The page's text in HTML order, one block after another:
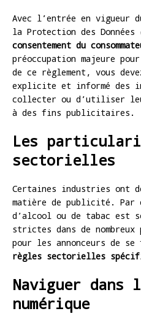
Avec l’entrée en vigueur
la Protection des Données
consentement du
préoccupation majeure
de ce règlement, vous
explicite et informé des
collecter ou d’utiliser
à des fins publicitaires.
Les
sectorielles
Certaines industries ont
matière de publicité. Par
d’alcool ou de tabac est
strictes dans de
pour les annonceurs de
règles sectorielles
Naviguer dans
numérique